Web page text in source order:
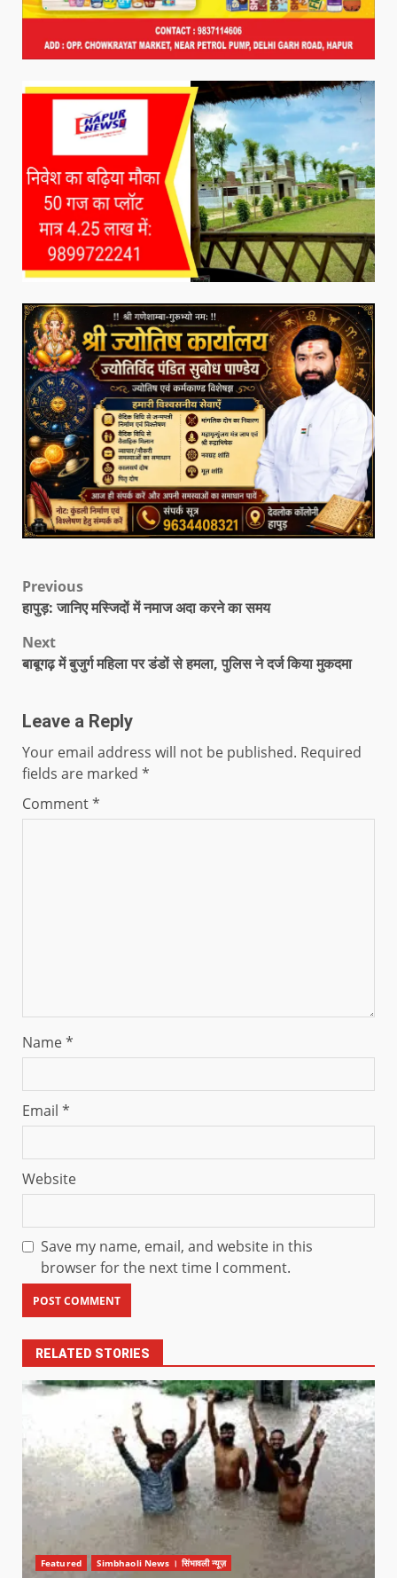
Previous
हापुड़: जानिए मस्जिदों में नमाज अदा करने का समय
Next
बाबूगढ़ में बुजुर्ग महिला पर डंडों से हमला, पुलिस ने दर्ज किया मुकदमा
Leave a Reply
Your email address will not be published. Required
fields are marked *
Comment*
Name*
Email *
Website
Save my name, email, and website in this
browser for the next time I comment.
RELATED STORIES
Featured Simbhaoli News । सिंभावली न्यूज़